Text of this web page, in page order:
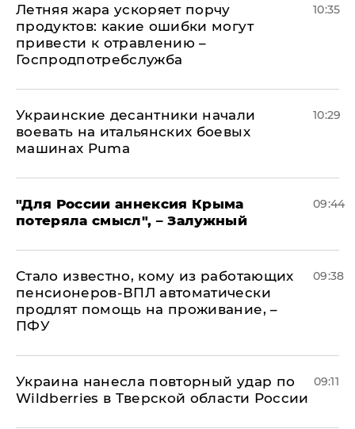
Летняя жара ускоряет порчу
продуктов: какие ошибки могут
привести к отравлению –
Госпродпотребслужба
10:35
Украинские десантники начали
воевать на итальянских боевых
машинах Puma
10:29
"Для России аннексия Крыма
потеряла смысл", – Залужный
09:44
Стало известно, кому из работающих
пенсионеров-ВПЛ автоматически
продлят помощь на проживание, –
ПФУ
09:38
Украина нанесла повторный удар по
Wildberries в Тверской области России
09:11